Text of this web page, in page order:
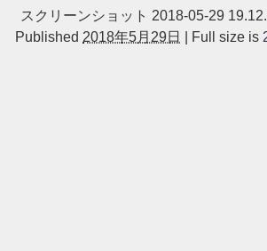
スクリーンショット 2018-05-29
Published 2018年5月29日 Full size is